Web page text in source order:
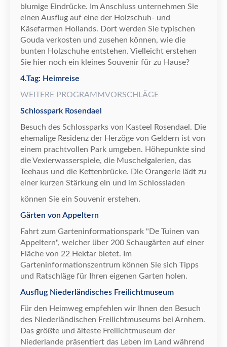
blumige Eindrücke. Im Anschluss unternehmen Sie
einen Ausflug auf eine der Holzschuh- und
Käsefarmen Hollands. Dort werden Sie typischen
Gouda verkosten und zusehen können, wie die
bunten Holzschuhe entstehen. Vielleicht erstehen
Sie hier noch ein kleines Souvenir für zu Hause?
4.Tag: Heimreise
WEITERE PROGRAMMVORSCHLÄGE
Schlosspark Rosendael
Besuch des Schlossparks von Kasteel Rosendael. Die
ehemalige Residenz der Herzöge von Geldern ist von
einem prachtvollen Park umgeben. Höhepunkte sind
die Vexierwasserspiele, die Muschelgalerien, das
Teehaus und die Kettenbrücke. Die Orangerie l ädt zu
einer kurzen Stärkung ein und im Schlossladen
können Sie ein Souvenir erstehen.
Gärten von Appeltern
Fahrt zum Garteninformationspark "De Tuinen van
Appeltern", welcher über 200 Schaugärten auf einer
Fl äche von 22 Hektar bietet. Im
Garteninformationszentrum können Sie sich Tipps
und Ratschl äge für Ihren eigenen Garten holen.
Ausflug Niederländisches Freilichtmuseum
Für den Heimweg empfehlen wir Ihnen den Besuch
des Niederl ändischen Freilichtmuseums bei Arnhem.
Das größte und ä lteste Freilichtmuseum der
Niederlande präsentiert das Leben im Land während